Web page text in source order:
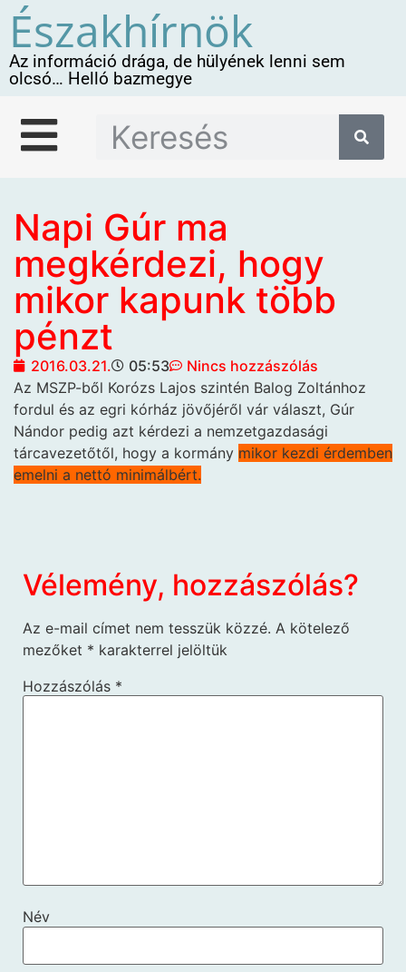
Északhírnök
Az információ drága, de hülyének lenni sem
olcsó… Helló bazmegye
Napi Gúr ma
megkérdezi, hogy
mikor kapunk több
pénzt
2016.03.21. 05:53
Nincs hozzászólás
Az MSZP-ből Korózs Lajos szintén Balog Zoltánhoz
fordul és az egri kórház jövőjéről vár választ, Gúr
Nándor pedig azt kérdezi a nemzetgazdasági
tárcavezetőtől, hogy a kormány mikor kezdi érdemben
emelni a nettó minimálbért.
Vélemény, hozzászólás?
Az e-mail címet nem tesszük közzé. A kötelező
mezőket * karakterrel jelöltük
Hozzászólás *
Név